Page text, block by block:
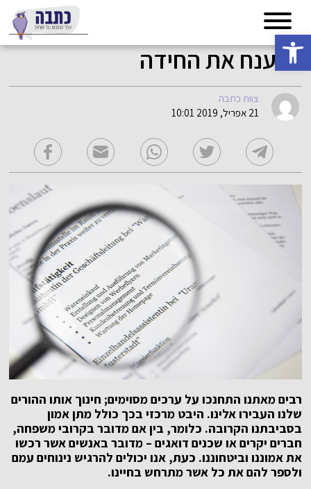
פתח סרגל נגישות
לפענח את החידה
צוות כתבה
21 אפריל, 2019 10:01
רבים מאתנו התחנכו על ערכים מסוימים; חינוך אותו ההורים
שלנו העבירו אלינו. היבט מרכזי בכך כולל מתן אמון
בסביבתנו הקרובה. כלומר, בין אם מדובר בקרובי משפחה,
חברים יקרים או שכנים דואגים – מדובר באנשים אשר רכשו
את אמוננו וביטחוננו. כעת, אנו יכולים להרגיש נינוחים עמם
ולספר להם את כל אשר מתרחש בחיינו.